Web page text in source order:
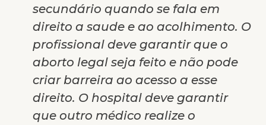
secundário quando se fala em
direito a saude e ao acolhimento. O
profissional deve garantir que o
aborto legal seja feito e não pode
criar barreira ao acesso a esse
direito. O hospital deve garantir
que outro médico realize o